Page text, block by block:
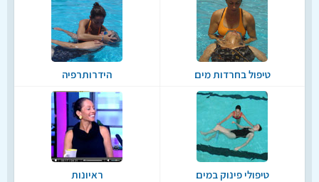
טיפול בחרדות מים הידרותרפיה
טיפולי פינוק במים ראיונות